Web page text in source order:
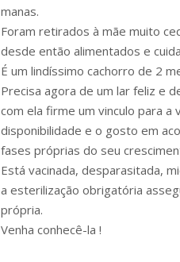
manas.
Foram retirados à mãe muito
desde então alimentados e
É um lindíssimo cachorro de 2
Precisa agora de um lar feliz e
com ela firme um vinculo para a
disponibilidade e o gosto em
fases próprias do seu
Está vacinada, desparasitada,
a esterilização obrigatória
própria.
Venha conhecê-la !